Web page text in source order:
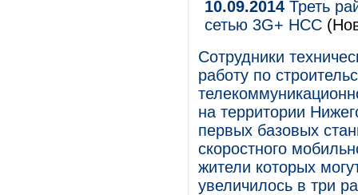
10.09.2014 Треть
сетью 3G+ НСС
Сотрудники
работу по
на территории
первых базовых
скоростного
жители которых
увеличилось в три